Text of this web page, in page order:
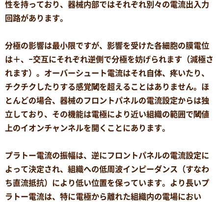
性を持っており、器械内部ではそれぞれ別々の電流出入力
回路があります。
分極の影響は最小限ですが、影響を受けた各細胞の膜電位
は＋、−交互にそれぞれ逆側で分極を妨げられます（減極さ
れます）。 オーバーシュート電流はそれ自体、疼いたり、
チクチクしたりする感覚閾を超えることはありません。ほ
とんどの場合、器械のフロントパネルの電流設定からは独
立しており、その機能は電極により近い組織の範囲で閾値
上のイオンチャンネルを開くことにあります。
プラトー電流の振幅は、逆にフロントパネルの電流設定に
よって決定され、組織への低周波インピーダンス（すなわ
ち直流抵抗）により低い位置を保っています。より長いプ
ラトー電流は、特に電極から離れた組織内の電場におい